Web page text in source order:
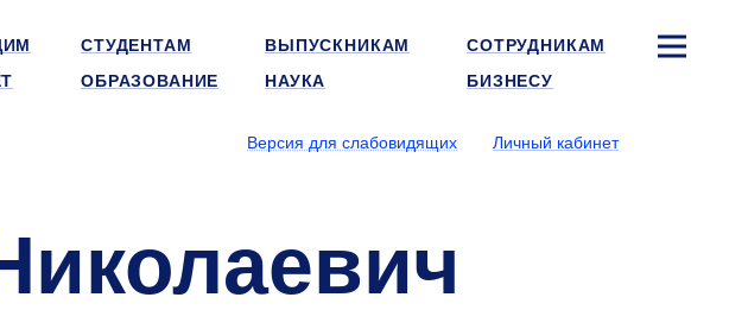
СТУДЕНТАМ ВЫПУСКНИКАМ
СОТРУДНИКАМ
ОБРАЗОВАНИЕ НАУКА БИЗНЕСУ
Версия для слабовидящих
Личный кабинет